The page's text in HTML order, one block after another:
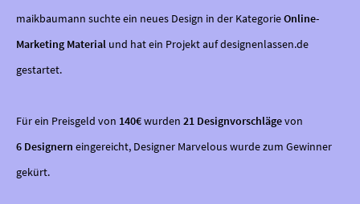
maikbaumann suchte ein neues Design in der KategorieOnline-
Marketing Material und hat ein Projekt auf designenlassen.de
gestartet.
Für ein Preisgeld von 140€wurden 21 Designvorschlägevon
6 Designern eingereicht, Designer Marvelous wurde zum Gewinner
gekürt.